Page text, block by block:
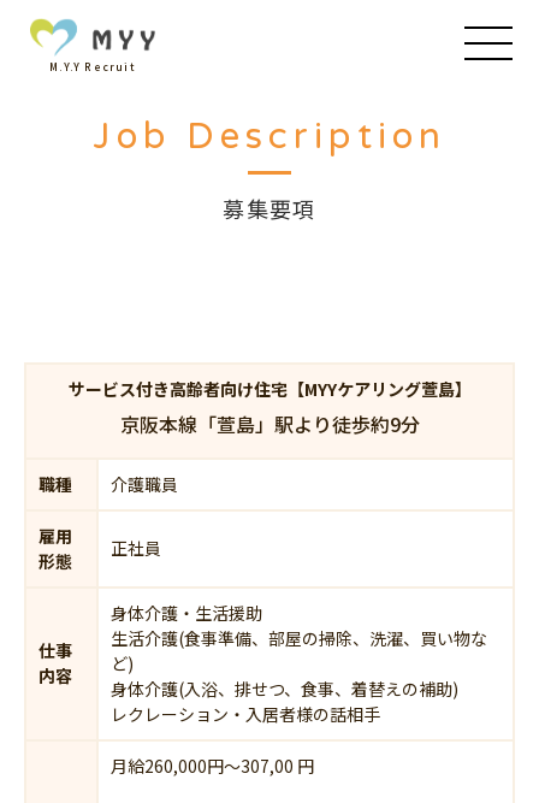
M.Y.Y Recruit
Job Description
募集要項
サービス付き高齢者向け住宅【MYYケアリング萱島】
京阪本線「萱島」駅より徒歩約9分
職種 介護職員
雇用
形態
正社員
仕事
内容
身体介護・生活援助
生活介護(食事準備、部屋の掃除、洗濯、買い物な
ど)
身体介護(入浴、排せつ、食事、着替えの補助)
レクレーション・入居者様の話相手
月給260,000円〜307,00 円